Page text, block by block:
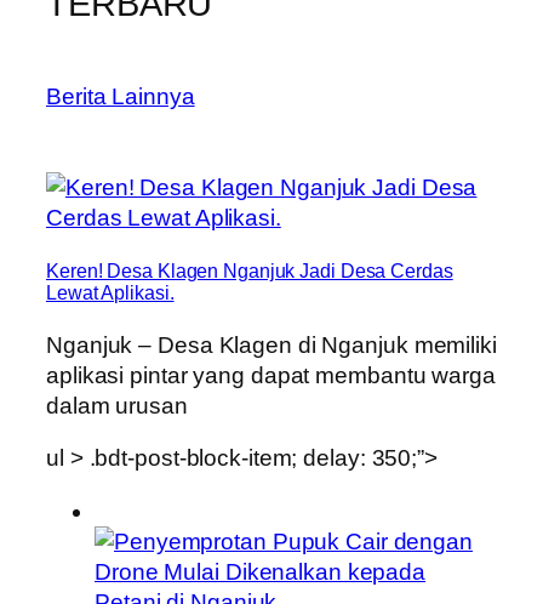
Berita Lainnya
Keren! Desa Klagen Nganjuk Jadi Desa Cerdas
Lewat Aplikasi.
Nganjuk – Desa Klagen di Nganjuk memiliki
aplikasi pintar yang dapat membantu warga
dalam urusan
ul > .bdt-post-block-item; delay: 350;”>